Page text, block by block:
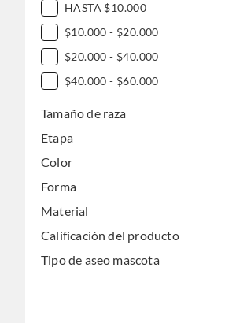
HASTA $10.000
$10.000 - $20.000
$20.000 - $40.000
$40.000 - $60.000
Tamaño de raza
Etapa
Color
Forma
Material
Calificación del producto
Tipo de aseo mascota